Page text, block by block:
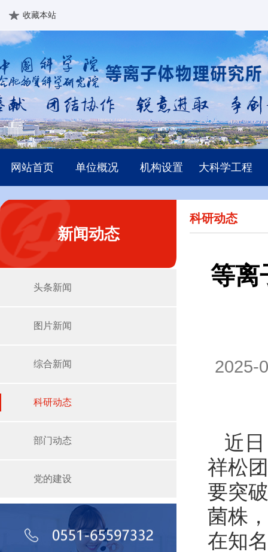
收藏本站
网站首页 单位概况 机构设置 大科学工程
新闻动态
头条新闻
图片新闻
综合新闻
科研动态
部门动态
党的建设
科研动态
等离
2025-
近
祥松
要突
菌株
在知